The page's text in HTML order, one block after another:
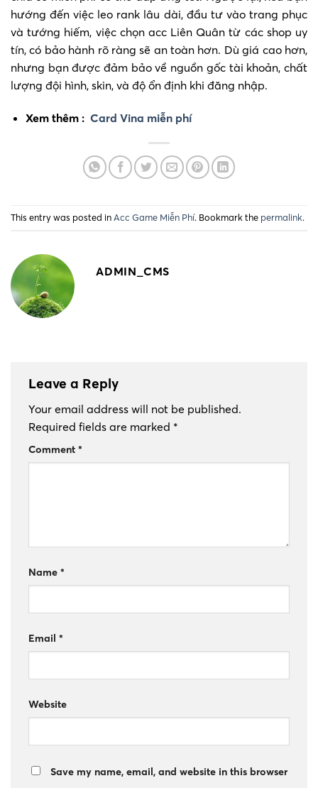
hướng đến việc leo rank lâu dài, đầu tư vào trang phục
và tướng hiếm, việc chọn acc Liên Quân từ các shop uy
tín, có bảo hành rõ ràng sẽ an toàn hơn. Dù giá cao hơn,
nhưng bạn được đảm bảo về nguồn gốc tài khoản, chất
lượng đội hình, skin, và độ ổn định khi đăng nhập.
Xem thêm : Card Vina miễn phí
This entry was posted inAcc Game Miễn Phí. Bookmark the permalink.
ADMIN_CMS
Leave a Reply
Your email address will not be published.
Required fields are marked *
Comment *
Name *
Email *
Website
Save my name, email, and website in this browser